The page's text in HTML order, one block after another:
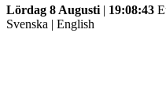
Lördag 8 Augusti | 19:08:43
Svenska | English